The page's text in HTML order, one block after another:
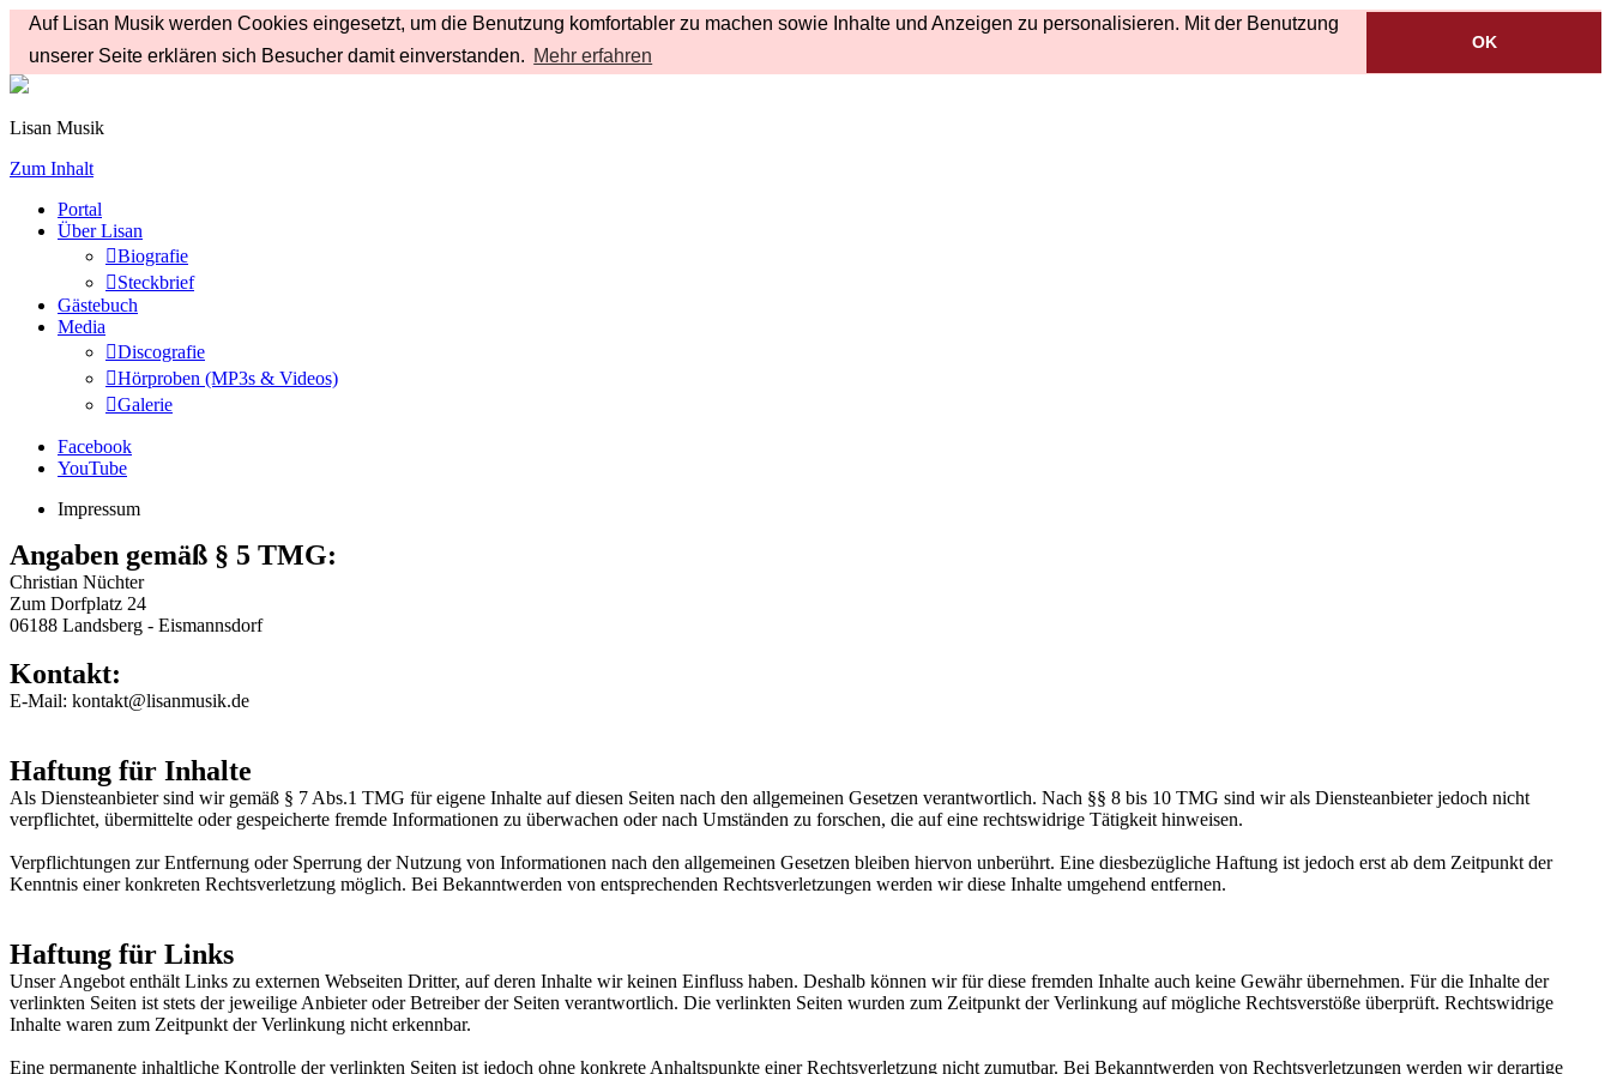
Auf Lisan Musik werden Cookies eingesetzt, um die Benutzung komfortabler zu machen sowie Inhalte und Anzeigen zu personalisieren. Mit der Benutzung
unserer Seite erklären sich Besucher damit einverstanden. Mehr erfahren
OK
Lisan Musik
Zum Inhalt
Portal
Über Lisan
Biografie
Steckbrief
Gästebuch
Media
Discografie
Hörproben (MP3s & Videos)
Galerie
Facebook
YouTube
Impressum
Angaben gemäß § 5 TMG:
Christian Nüchter
Zum Dorfplatz 24
06188 Landsberg - Eismannsdorf
Kontakt:
E-Mail: kontakt@lisanmusik.de
Haftung für Inhalte
Als Diensteanbieter sind wir gemäß § 7 Abs.1 TMG für eigene Inhalte auf diesen Seiten nach den allgemeinen Gesetzen verantwortlich. Nach §§ 8 bis 10 TMG sind wir als Diensteanbieter jedoch nicht
verpflichtet, übermittelte oder gespeicherte fremde Informationen zu überwachen oder nach Umständen zu forschen, die auf eine rechtswidrige Tätigkeit hinweisen.
Verpflichtungen zur Entfernung oder Sperrung der Nutzung von Informationen nach den allgemeinen Gesetzen bleiben hiervon unberührt. Eine diesbezügliche Haftung ist jedoch erst ab dem Zeitpunkt der
Kenntnis einer konkreten Rechtsverletzung möglich. Bei Bekanntwerden von entsprechenden Rechtsverletzungen werden wir diese Inhalte umgehend entfernen.
Haftung für Links
Unser Angebot enthält Links zu externen Webseiten Dritter, auf deren Inhalte wir keinen Einfluss haben. Deshalb können wir für diese fremden Inhalte auch keine Gewähr übernehmen. Für die Inhalte der
verlinkten Seiten ist stets der jeweilige Anbieter oder Betreiber der Seiten verantwortlich. Die verlinkten Seiten wurden zum Zeitpunkt der Verlinkung auf mögliche Rechtsverstöße überprüft. Rechtswidrige
Inhalte waren zum Zeitpunkt der Verlinkung nicht erkennbar.
Eine permanente inhaltliche Kontrolle der verlinkten Seiten ist jedoch ohne konkrete Anhaltspunkte einer Rechtsverletzung nicht zumutbar. Bei Bekanntwerden von Rechtsverletzungen werden wir derartige